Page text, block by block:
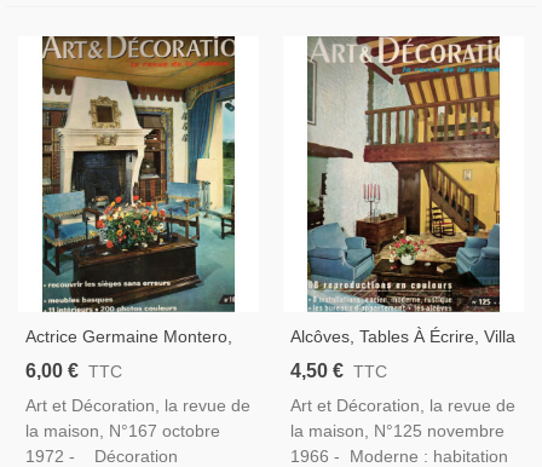
Actrice Germaine Montero,
Maison Ted Lapidus, Sièges
Yves Ruhlmann - Art Et
Décoration N°167 1972
6,00 € TTC
Art et Décoration, la revue de
la maison, N°167 octobre
1972 - Décoration
Alcôves, Tables À Écrire, Villa
Moderne Celle-Saint-Cloud -
La Maison, N°125 Nov 1966
-
4,50 € TTC
Art et Décoration, la revue de
la maison, N°125 novembre
1966 - Moderne : habitation